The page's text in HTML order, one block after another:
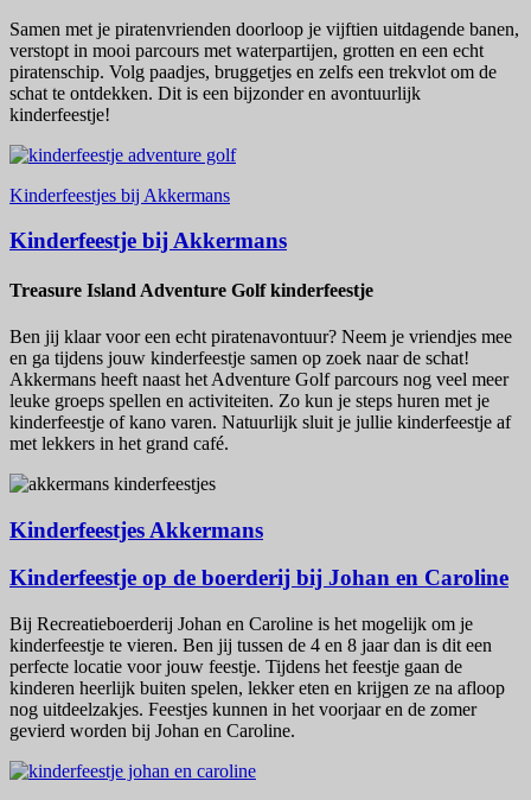
Samen met je piratenvrienden doorloop je vijftien uitdagende banen,
verstopt in mooi parcours met waterpartijen, grotten en een echt
piratenschip. Volg paadjes, bruggetjes en zelfs een trekvlot om de
schat te ontdekken. Dit is een bijzonder en avontuurlijk
kinderfeestje!
Kinderfeestjes bij Akkermans
Kinderfeestje bij Akkermans
Treasure Island Adventure Golf kinderfeestje
Ben jij klaar voor een echt piratenavontuur? Neem je vriendjes mee
en ga tijdens jouw kinderfeestje samen op zoek naar de schat!
Akkermans heeft naast het Adventure Golf parcours nog veel meer
leuke groeps spellen en activiteiten. Zo kun je steps huren met je
kinderfeestje of kano varen. Natuurlijk sluit je jullie kinderfeestje af
met lekkers in het grand café.
Kinderfeestjes Akkermans
Kinderfeestje op de boerderij bij Johan en Caroline
Bij Recreatieboerderij Johan en Caroline is het mogelijk om je
kinderfeestje te vieren. Ben jij tussen de 4 en 8 jaar dan is dit een
perfecte locatie voor jouw feestje. Tijdens het feestje gaan de
kinderen heerlijk buiten spelen, lekker eten en krijgen ze na afloop
nog uitdeelzakjes. Feestjes kunnen in het voorjaar en de zomer
gevierd worden bij Johan en Caroline.